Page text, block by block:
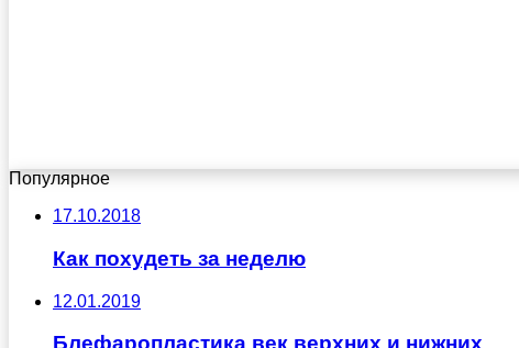
Популярное
17.10.2018
Как похудеть за неделю
12.01.2019
Блефаропластика век верхних и нижних